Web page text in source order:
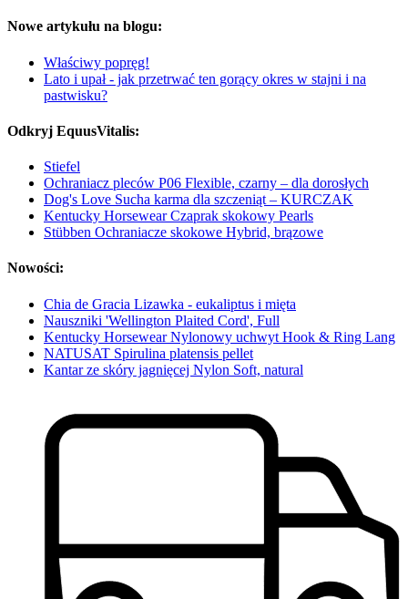
Nowe artykułu na blogu:
Właściwy popręg!
Lato i upał - jak przetrwać ten gorący okres w stajni i na
pastwisku?
Odkryj EquusVitalis:
Stiefel
Ochraniacz pleców P06 Flexible, czarny – dla dorosłych
Dog's Love Sucha karma dla szczeniąt – KURCZAK
Kentucky Horsewear Czaprak skokowy Pearls
Stübben Ochraniacze skokowe Hybrid, brązowe
Nowości:
Chia de Gracia Lizawka - eukaliptus i mięta
Nauszniki 'Wellington Plaited Cord', Full
Kentucky Horsewear Nylonowy uchwyt Hook & Ring Lang
NATUSAT Spirulina platensis pellet
Kantar ze skóry jagnięcej Nylon Soft, natural